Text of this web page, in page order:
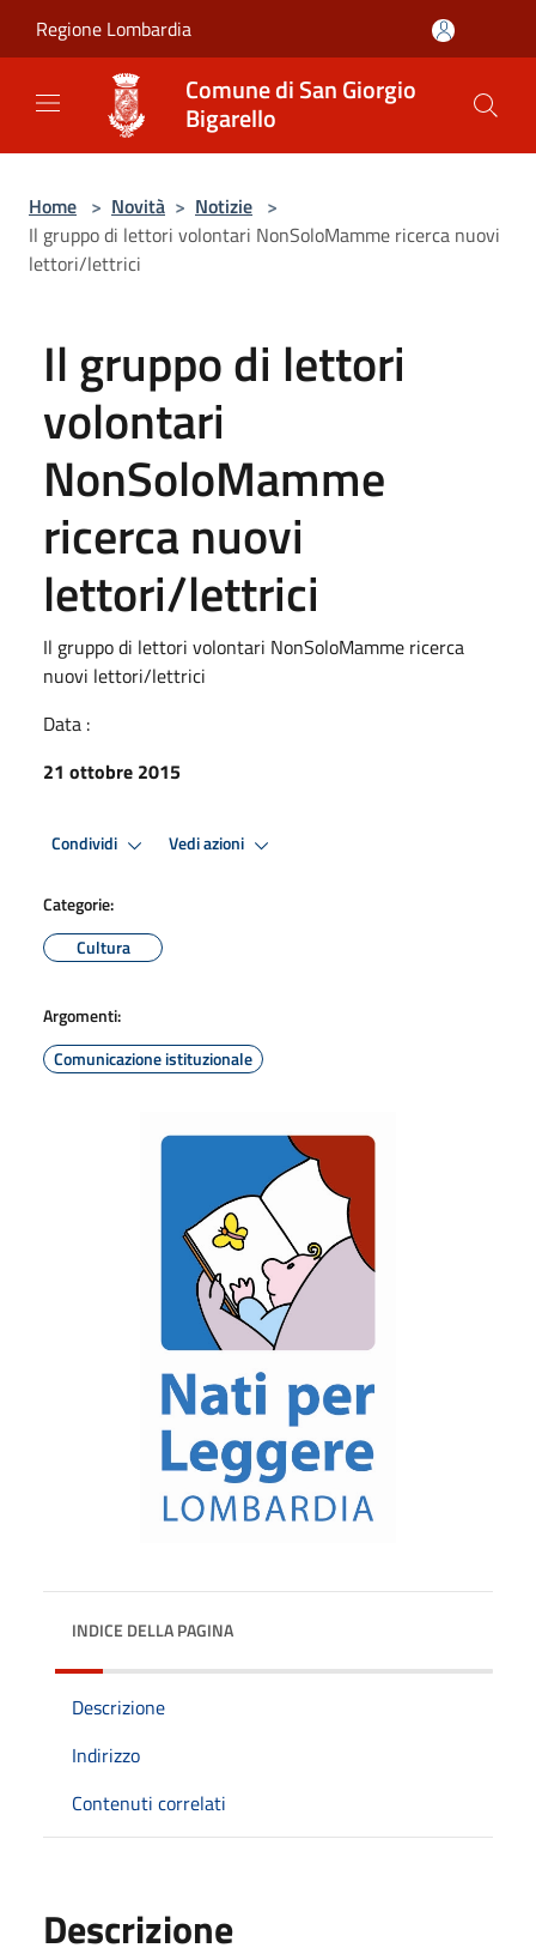
Regione Lombardia
Comune di San Giorgio
Bigarello
Home > Novità > Notizie >
Il gruppo di lettori volontari NonSoloMamme ricerca nuovi
lettori/lettrici
Il gruppo di lettori
volontari
NonSoloMamme
ricerca nuovi
lettori/lettrici
Il gruppo di lettori volontari NonSoloMamme ricerca
nuovi lettori/lettrici
Data :
21 ottobre 2015
Condividi Vedi azioni
Categorie:
Cultura
Argomenti:
Comunicazione istituzionale
INDICE DELLA PAGINA
Descrizione
Indirizzo
Contenuti correlati
Descrizione